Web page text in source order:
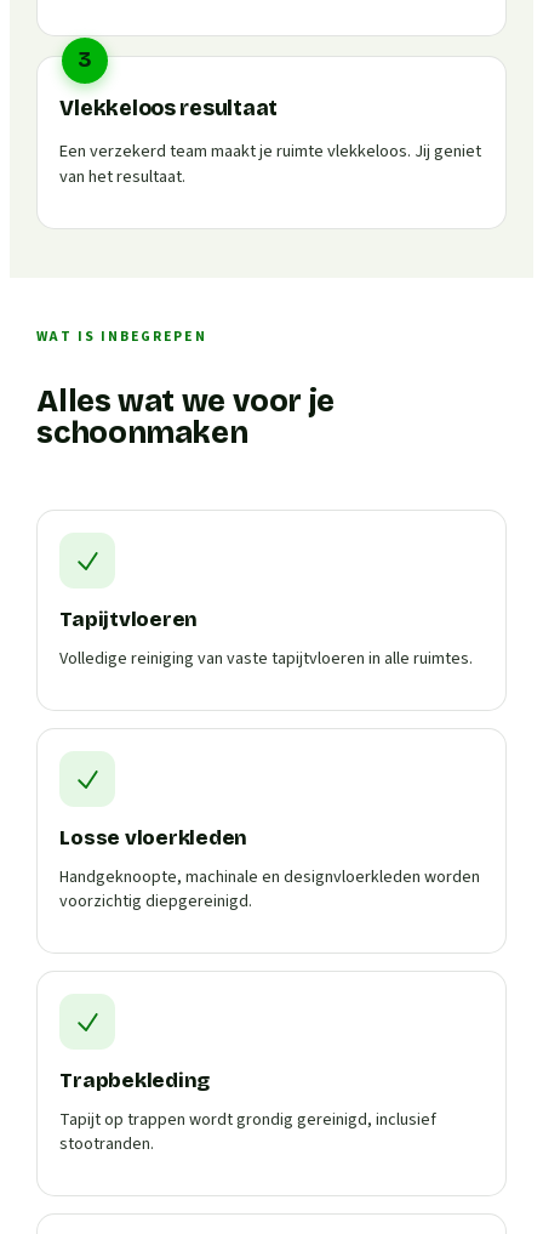
3
Vlekkeloos resultaat
Een verzekerd team maakt je ruimte vlekkeloos. Jij geniet
van het resultaat.
WAT IS INBEGREPEN
Alles wat we voor je
schoonmaken
Tapijtvloeren
Volledige reiniging van vaste tapijtvloeren in alle ruimtes.
Losse vloerkleden
Handgeknoopte, machinale en designvloerkleden worden
voorzichtig diepgereinigd.
Trapbekleding
Tapijt op trappen wordt grondig gereinigd, inclusief
stootranden.